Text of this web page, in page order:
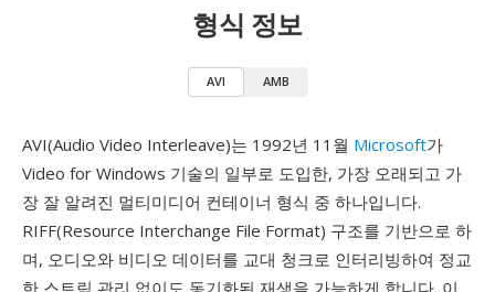
형식 정보
AVI AMB
AVI(Audio Video Interleave)는 1992년 11월 Microsoft가
Video for Windows 기술의 일부로 도입한, 가장 오래되고 가
장 잘 알려진 멀티미디어 컨테이너 형식 중 하나입니다.
RIFF(Resource Interchange File Format) 구조를 기반으로 하
며, 오디오와 비디오 데이터를 교대 청크로 인터리빙하여 정교
한 스트림 관리 없이도 동기화된 재생을 가능하게 합니다. 이